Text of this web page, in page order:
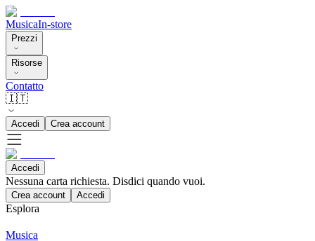
MusicaIn-store
Prezzi
Risorse
Contatto
🇮🇹
Accedi Crea account
Accedi
Nessuna carta richiesta. Disdici quando vuoi.
Crea account Accedi
Esplora
Musica